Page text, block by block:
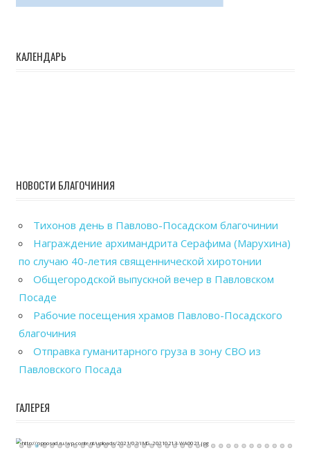
КАЛЕНДАРЬ
НОВОСТИ БЛАГОЧИНИЯ
Тихонов день в Павлово-Посадском благочинии
Награждение архимандрита Серафима (Марухина)
по случаю 40-летия священнической хиротонии
Общегородской выпускной вечер в Павловском
Посаде
Рабочие посещения храмов Павлово-Посадского
благочиния
Отправка гуманитарного груза в зону СВО из
Павловского Посада
ГАЛЕРЕЯ